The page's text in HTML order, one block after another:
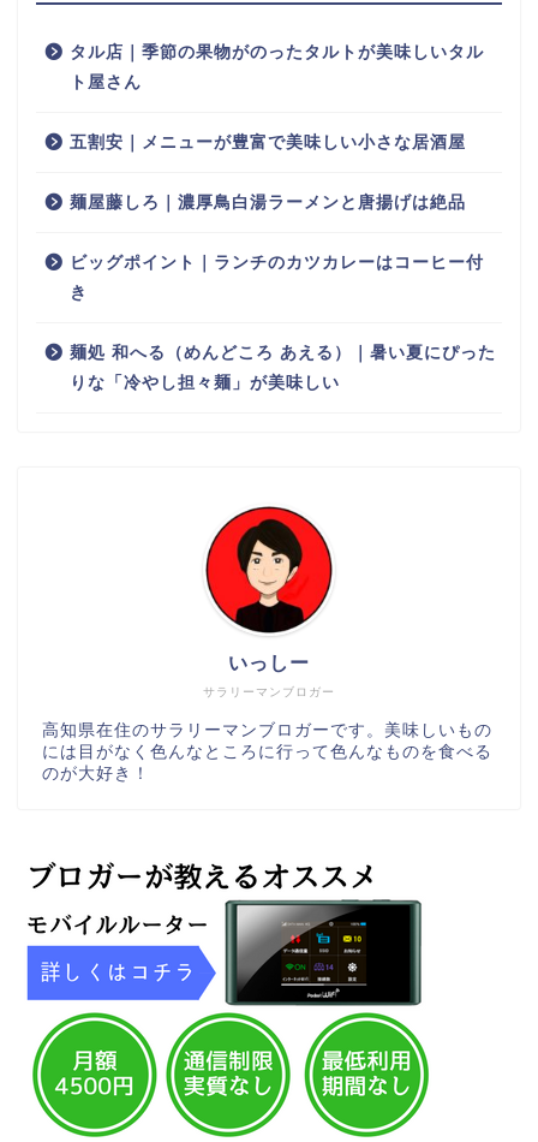
タル店｜季節の果物がのったタルトが美味しいタル
ト屋さん
五割安｜メニューが豊富で美味しい小さな居酒屋
麺屋藤しろ｜濃厚鳥白湯ラーメンと唐揚げは絶品
ビッグポイント｜ランチのカツカレーはコーヒー付
き
麺処 和へる（めんどころ あえる）｜暑い夏にぴった
りな「冷やし担々麺」が美味しい
サラリーマンブロガー
いっしー
高知県在住のサラリーマンブロガーです。美味しいもの
には目がなく色んなところに行って色んなものを食べる
のが大好き！